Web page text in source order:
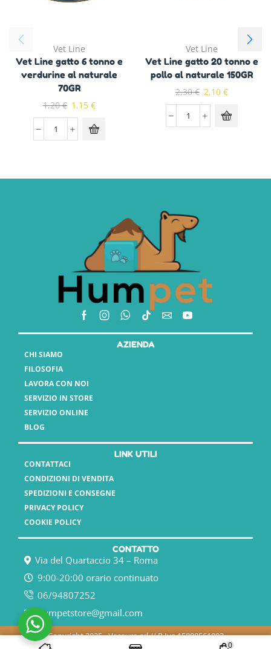
Vet Line
Vet Line gatto 6 tonno e
verdurine al naturale
70GR
1,20€ 1,15 €
Vet Line
Vet Line gatto 20 tonno e
pollo al naturale 150GR
2,30€ 2,10 €
AZIENDA
CHI SIAMO
FILOSOFIA
LAVORA CON NOI
SERVIZIO IN STORE
SERVIZIO ONLINE
BLOG
LINK UTILI
CONTATTACI
CONDIZIONI DI VENDITA
SPEDIZIONI E CONSEGNE
PRIVACY POLICY
COOKIE POLICY
CONTATTO
Via del Quartaccio 34 – Roma
9:00-20:00 orario continuato
06/94807252
humpetstore@gmail.com
Copyright 2025 - Vasauro srl // P.Iva 15808561003
0